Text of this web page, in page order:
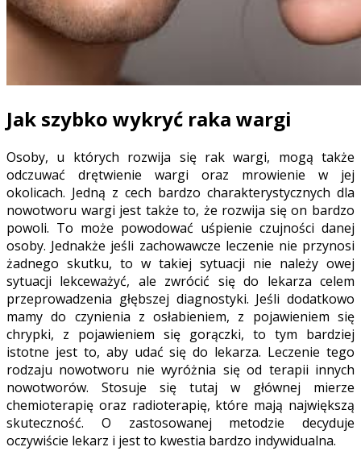
Jak szybko wykryć raka wargi
Osoby, u których rozwija się rak wargi, mogą także
odczuwać drętwienie wargi oraz mrowienie w jej
okolicach. Jedną z cech bardzo charakterystycznych dla
nowotworu wargi jest także to, że rozwija się on bardzo
powoli. To może powodować uśpienie czujności danej
osoby. Jednakże jeśli zachowawcze leczenie nie przynosi
żadnego skutku, to w takiej sytuacji nie należy owej
sytuacji lekceważyć, ale zwrócić się do lekarza celem
przeprowadzenia głębszej diagnostyki. Jeśli dodatkowo
mamy do czynienia z osłabieniem, z pojawieniem się
chrypki, z pojawieniem się gorączki, to tym bardziej
istotne jest to, aby udać się do lekarza. Leczenie tego
rodzaju nowotworu nie wyróżnia się od terapii innych
nowotworów. Stosuje się tutaj w głównej mierze
chemioterapię oraz radioterapię, które mają największą
skuteczność. O zastosowanej metodzie decyduje
oczywiście lekarz i jest to kwestia bardzo indywidualna.